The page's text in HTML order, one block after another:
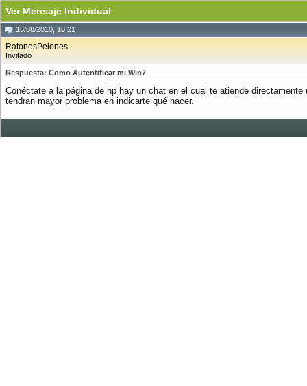
Ver Mensaje Individual
16/08/2010, 10:21
RatonesPelones
Invitado
Respuesta: Como Autentificar mi Win7
Conéctate a la página de hp hay un chat en el cual te atiende
tendran mayor problema en indicarte qué hacer.